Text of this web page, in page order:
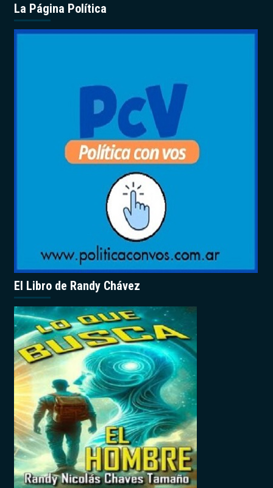
La Página Política
El Libro de Randy Chávez